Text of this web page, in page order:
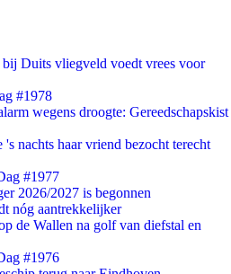
Duits vliegveld voedt vrees voor
#1978
wegens droogte: Gereedschapskist
nachts haar vriend bezocht terecht
#1977
2026/2027 is begonnen
nóg aantrekkelijker
de Wallen na golf van diefstal en
#1976